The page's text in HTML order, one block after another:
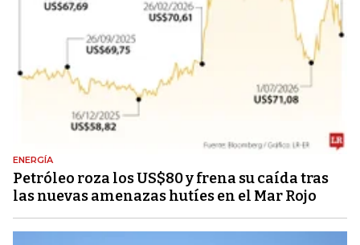
ENERGÍA
Petróleo roza los US$80 y frena su caída tras
las nuevas amenazas hutíes en el Mar Rojo